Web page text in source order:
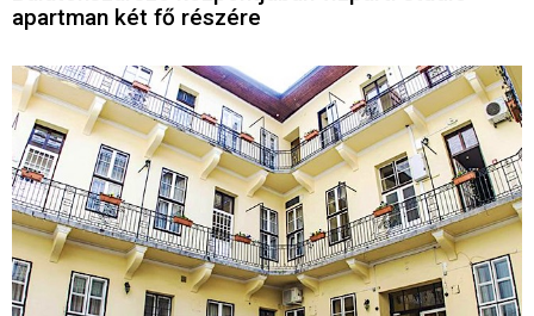
apartman két fő részére